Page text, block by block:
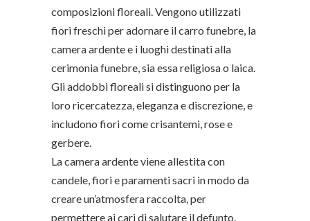
composizioni floreali. Vengono utilizzati
fiori freschi per adornare il carro funebre, la
camera ardente e i luoghi destinati alla
cerimonia funebre, sia essa religiosa o laica.
Gli addobbi floreali si distinguono per la
loro ricercatezza, eleganza e discrezione, e
includono fiori come crisantemi, rose e
gerbere.
La camera ardente viene allestita con
candele, fiori e paramenti sacri in modo da
creare un’atmosfera raccolta, per
permettere ai cari di salutare il defunto.